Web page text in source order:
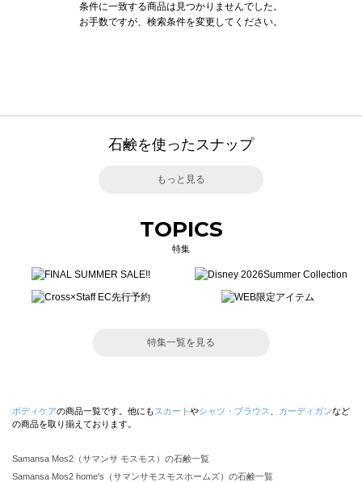
条件に一致する商品は見つかりませんでした。
お手数ですが、検索条件を変更してください。
石鹸を使ったスナップ
もっと見る
TOPICS
特集
特集一覧を見る
ボディケアの商品一覧です。他にも スカート やシャツ・ブラウス カーディガンなど
の商品を取り揃えております。
Samansa Mos2（サマンサ モスモス）の石鹸一覧
Samansa Mos2 home's（サマンサモスモスホームズ）の石鹸一覧